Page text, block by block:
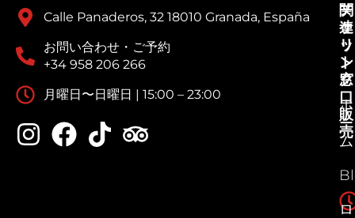
Calle Panaderos, 32 18010 Granada, España
お問い合わせ・ご予約
+34 958 206 266
月曜日〜日曜日 | 15:00 – 23:00
チ
ケ
ッ
ト
窓
口
販
売
関
連
リ
ン
ク
ホ
ー
ム
ロ